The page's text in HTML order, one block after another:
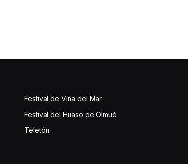
Festival de Viña del Mar
Festival del Huaso de Olmué
Teletón